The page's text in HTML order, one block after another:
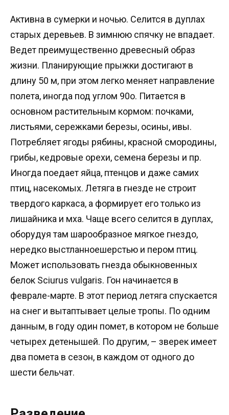
Активна в сумерки и ночью. Селится в дуплах
старых деревьев. В зимнюю спячку не впадает.
Ведет преимущественно древесный образ
жизни. Планирующие прыжки достигают в
длину 50 м, при этом легко меняет направление
полета, иногда под углом 90о. Питается в
основном растительным кормом: почками,
листьями, сережками березы, осины, ивы.
Потребляет ягоды рябины, красной смородины,
грибы, кедровые орехи, семена березы и пр.
Иногда поедает яйца, птенцов и даже самих
птиц, насекомых. Летяга в гнезде не строит
твердого каркаса, а формирует его только из
лишайника и мха. Чаще всего селится в дуплах,
оборудуя там шарообразное мягкое гнездо,
нередко выстланноешерстью и пером птиц.
Может использовать гнезда обыкновенных
белок Sciurus vulgaris. Гон начинается в
феврале-марте. В этот период летяга спускается
на снег и вытаптывает целые тропы. По одним
данным, в году один помет, в котором не больше
четырех детенышей. По другим, – зверек имеет
два помета в сезон, в каждом от одного до
шести бельчат.